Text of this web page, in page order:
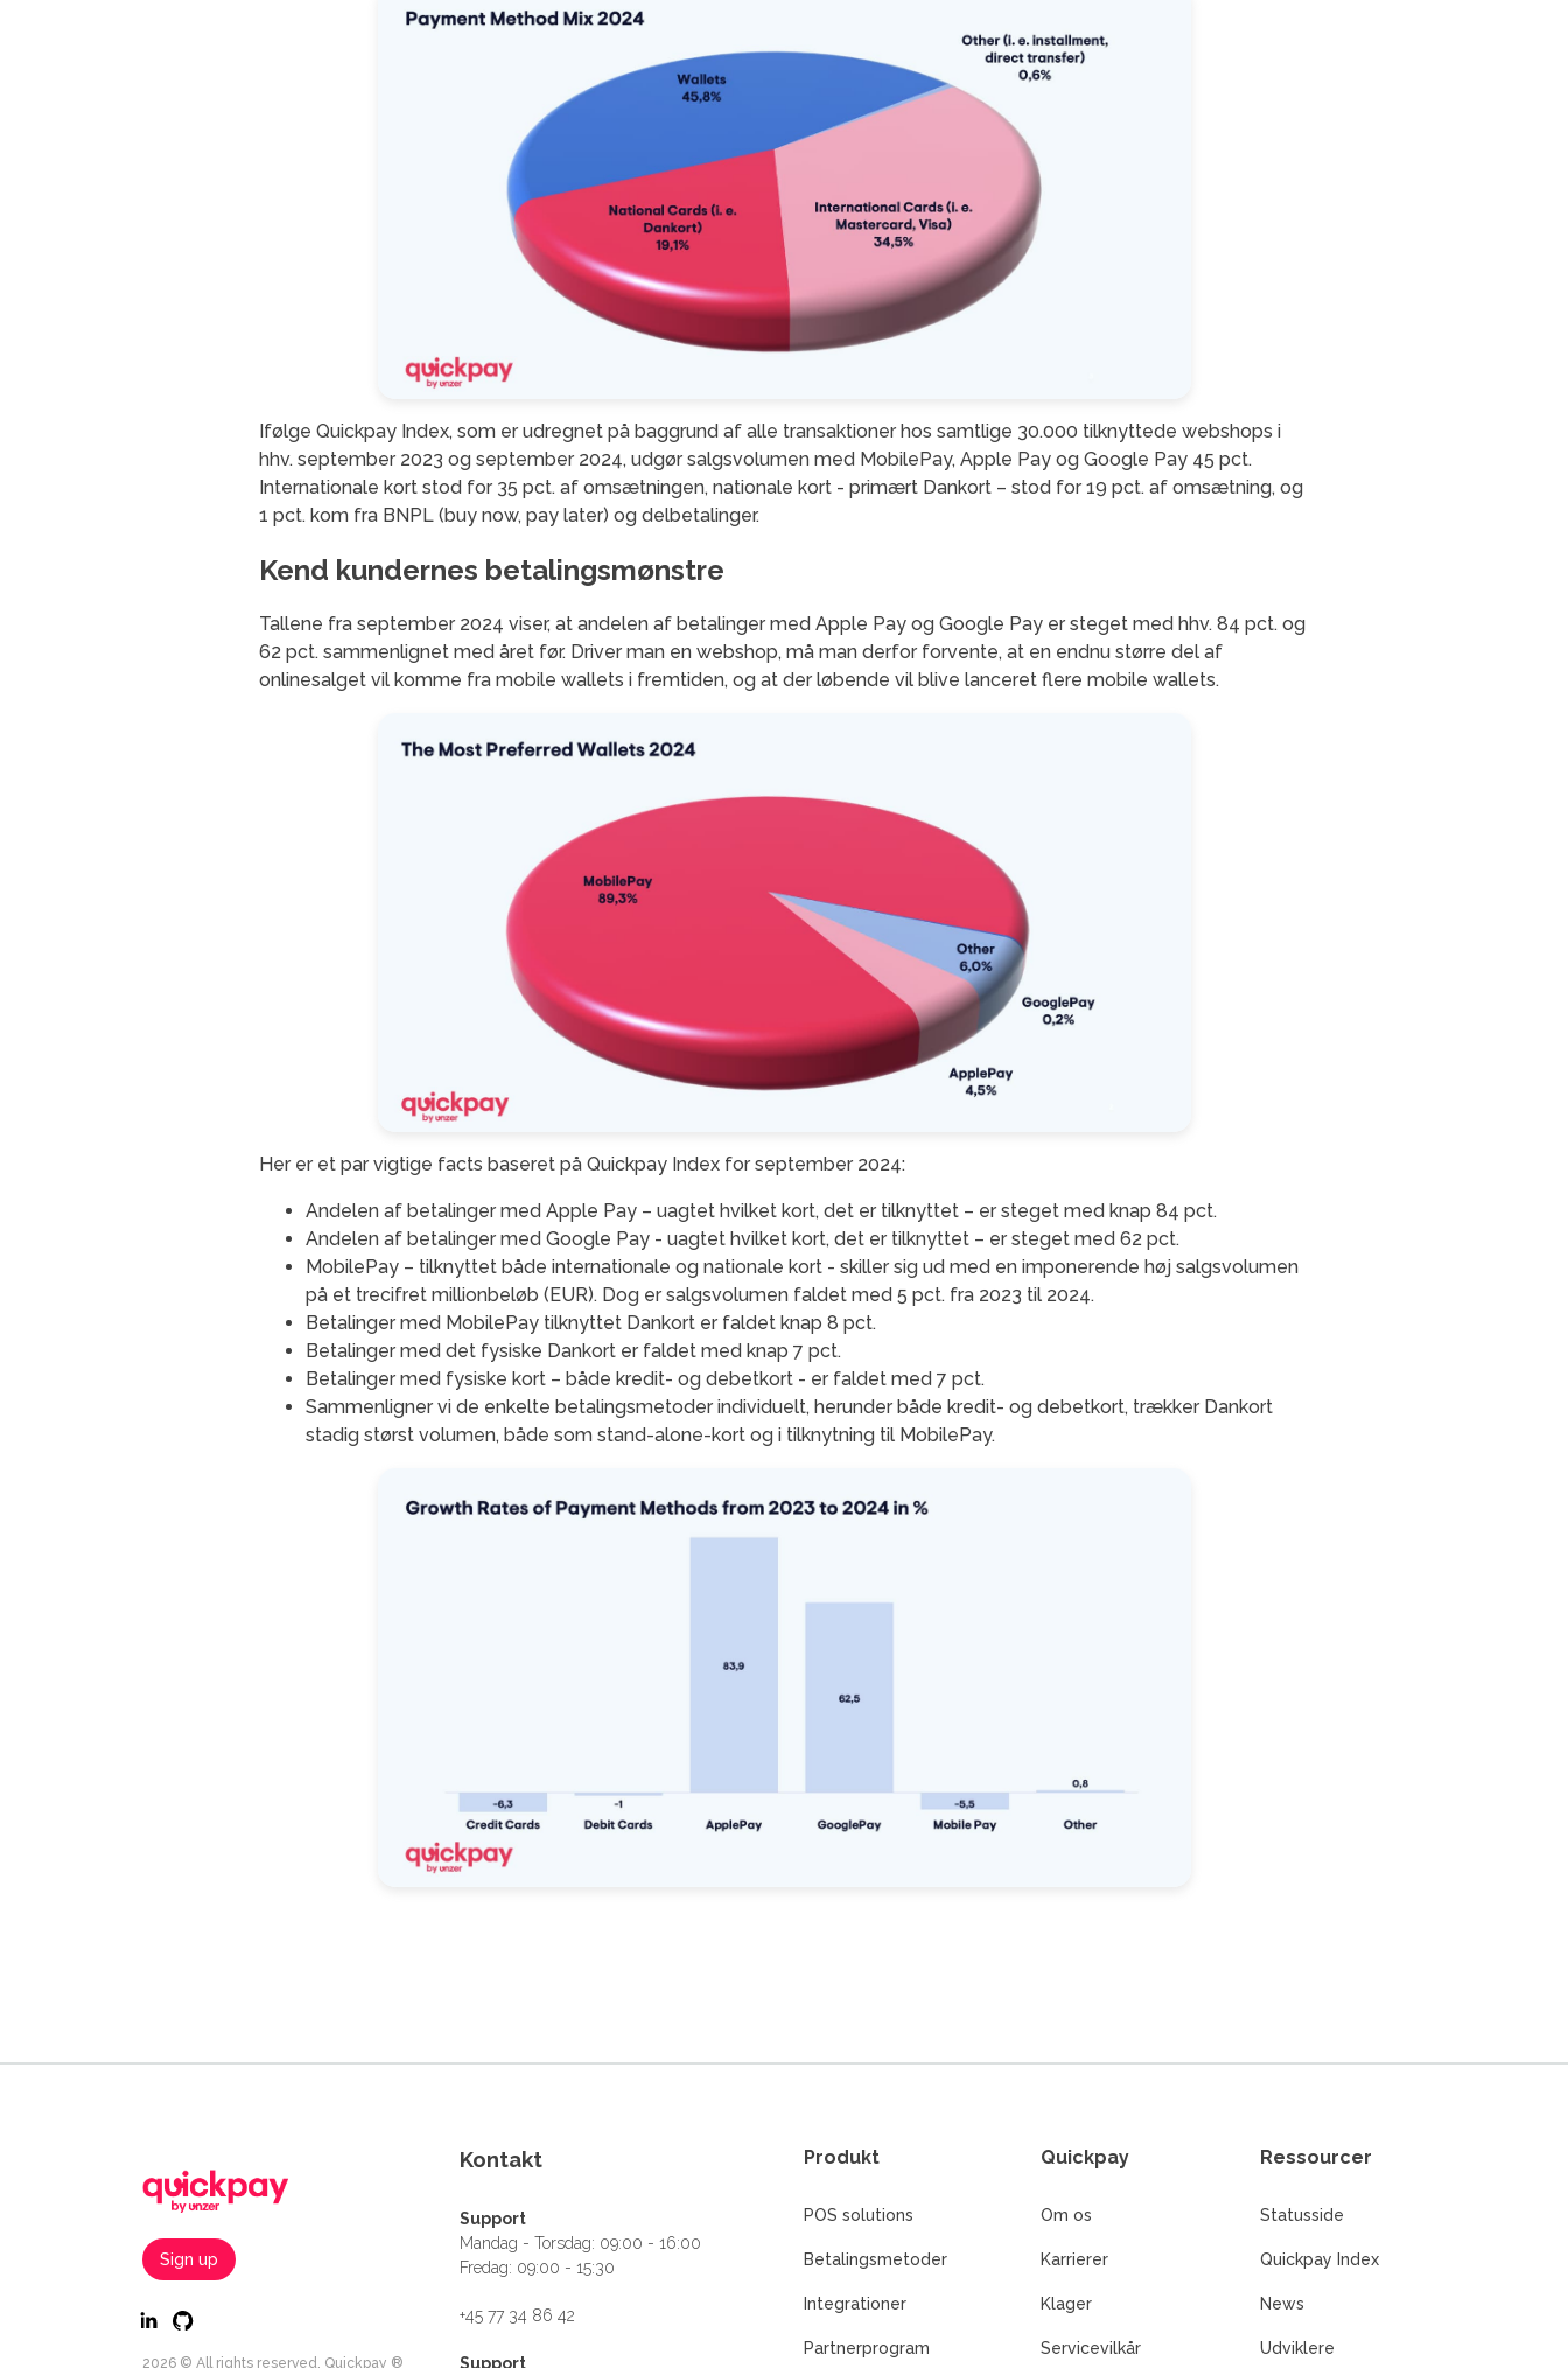
Ifølge Quickpay Index, som er udregnet på baggrund af alle transaktioner hos samtlige 30.000 tilknyttede webshops i
hhv. september 2023 og september 2024, udgør salgsvolumen med MobilePay, Apple Pay og Google Pay 45 pct.
Internationale kort stod for 35 pct. af omsætningen, nationale kort - primært Dankort – stod for 19 pct. af omsætning, og
1 pct. kom fra BNPL (buy now, pay later) og delbetalinger.
Kend kundernes betalingsmønstre
Tallene fra september 2024 viser, at andelen af betalinger med Apple Pay og Google Pay er steget med hhv. 84 pct. og
62 pct. sammenlignet med året før. Driver man en webshop, må man derfor forvente, at en endnu større del af
onlinesalget vil komme fra mobile wallets i fremtiden, og at der løbende vil blive lanceret flere mobile wallets.
Her er et par vigtige facts baseret på Quickpay Index for september 2024:
Andelen af betalinger med Apple Pay – uagtet hvilket kort, det er tilknyttet – er steget med knap 84 pct.
Andelen af betalinger med Google Pay - uagtet hvilket kort, det er tilknyttet – er steget med 62 pct.
MobilePay – tilknyttet både internationale og nationale kort - skiller sig ud med en imponerende høj salgsvolumen
på et trecifret millionbeløb (EUR). Dog er salgsvolumen faldet med 5 pct. fra 2023 til 2024.
Betalinger med MobilePay tilknyttet Dankort er faldet knap 8 pct.
Betalinger med det fysiske Dankort er faldet med knap 7 pct.
Betalinger med fysiske kort – både kredit- og debetkort - er faldet med 7 pct.
Sammenligner vi de enkelte betalingsmetoder individuelt, herunder både kredit- og debetkort, trækker Dankort
stadig størst volumen, både som stand-alone-kort og i tilknytning til MobilePay.
Sign up
2026 © All rights reserved. Quickpay ®
Kontakt
Support
Mandag - Torsdag: 09:00 - 16:00
Fredag: 09:00 - 15:30
+45 77 34 86 42
Support
Produkt
POS solutions
Betalingsmetoder
Integrationer
Partnerprogram
Quickpay
Om os
Karrierer
Klager
Servicevilkår
Ressourcer
Statusside
Quickpay Index
News
Udviklere